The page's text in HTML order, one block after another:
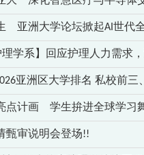
亚洲大学论坛掀起AI世代
理学系】回应护理人力需求
亚洲区大学排名 私校前
点计画 学生拚进全球学习
甄审说明会登场!!